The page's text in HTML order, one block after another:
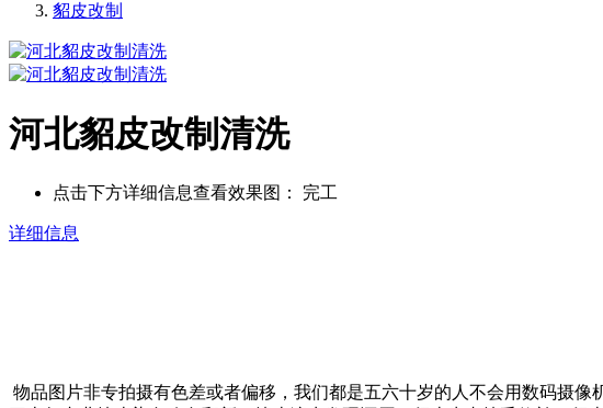
貂皮改制
河北貂皮改制清洗
点击下方详细信息查看效果图： 完工
详细信息
物品图片非专拍摄有色差或者偏移，我们都是五六十岁的人不会用数码摄